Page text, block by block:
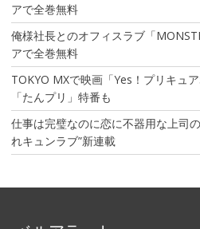
アで全巻無料
俺様社長とのオフィスラブ「
アで全巻無料
TOKYO MXで映画「Yes！プリキュ
「たんプリ」特番も
仕事は完璧なのに恋に不器用な上司
れキュンラブ”新連載